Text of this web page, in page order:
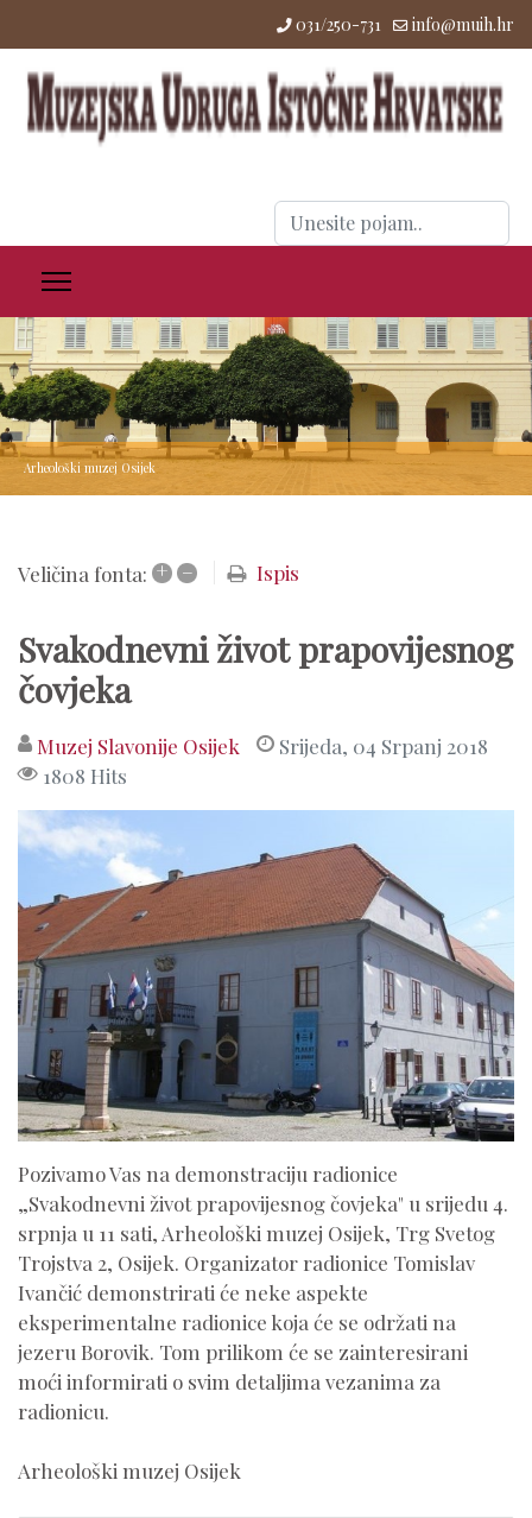
031/250-731 info@muih.hr
Traži
...
Arheološki muzej Osijek
Veličina fonta: + – Ispis
Svakodnevni život prapovijesnog
čovjeka
Muzej Slavonije Osijek
Srijeda, 04 Srpanj 2018
1808 Hits
Pozivamo Vas na demonstraciju radionice
„Svakodnevni život prapovijesnog čovjeka" u srijedu 4.
srpnja u 11 sati, Arheološki muzej Osijek, Trg Svetog
Trojstva 2, Osijek. Organizator radionice Tomislav
Ivančić demonstrirati će neke aspekte
eksperimentalne radionice koja će se održati na
jezeru Borovik. Tom prilikom će se zainteresirani
moći informirati o svim detaljima vezanima za
radionicu.
Arheološki muzej Osijek